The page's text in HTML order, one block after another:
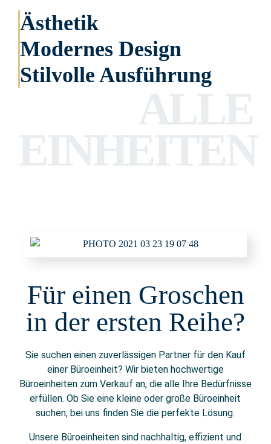
Ästhetik
Modernes Design
Stilvolle Ausführung
ALLE
EINHEITEN
Für einen Groschen
in der ersten Reihe?
Sie suchen einen zuverlässigen Partner für den Kauf
einer Büroeinheit? Wir bieten hochwertige
Büroeinheiten zum Verkauf an, die alle Ihre Bedürfnisse
erfüllen. Ob Sie eine kleine oder große Büroeinheit
suchen, bei uns finden Sie die perfekte Lösung.
Unsere Büroeinheiten sind nachhaltig, effizient und